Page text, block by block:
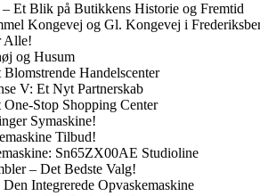
– Et Blik på Butikkens Historie og Fremtid
Kongevej og Gl. Kongevej i
Alle!
og Husum
Handelscenter
V: Et Nyt Partnerskab
Stop Shopping Center
Symaskine!
Tilbud!
Sn65ZX00AE Studioline
– Det Bedste Valg!
Integrerede Opvaskemaskine